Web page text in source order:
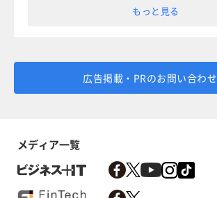
もっと見る
広告掲載・PRのお問い合わせ
メディア一覧